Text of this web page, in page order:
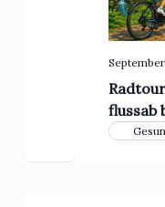
flussab
September